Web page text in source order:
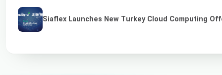
Siaflex Launches New Turkey Cloud Computing